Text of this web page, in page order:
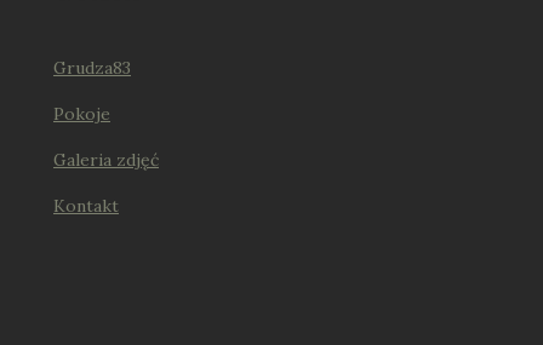
Grudza83
Pokoje
Galeria zdjęć
Kontakt